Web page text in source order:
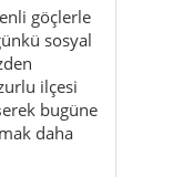
göçlerle
sosyal
ilçesi
bugüne
daha